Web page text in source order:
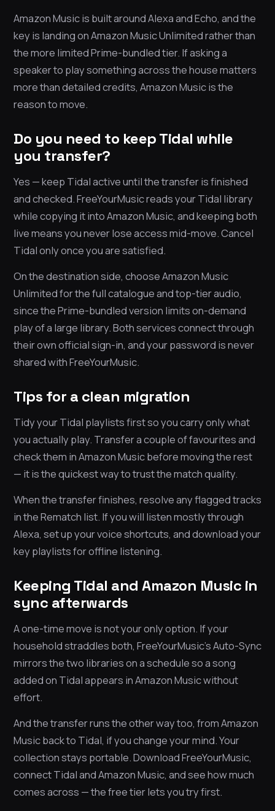
Amazon Music is built around Alexa and Echo, and the
key is landing on Amazon Music Unlimited rather than
the more limited Prime-bundled tier. If asking a
speaker to play something across the house matters
more than detailed credits, Amazon Music is the
reason to move.
Do you need to keep Tidal while
you transfer?
Yes — keep Tidal active until the transfer is finished
and checked. FreeYourMusic reads your Tidal library
while copying it into Amazon Music, and keeping both
live means you never lose access mid-move. Cancel
Tidal only once you are satisfied.
On the destination side, choose Amazon Music
Unlimited for the full catalogue and top-tier audio,
since the Prime-bundled version limits on-demand
play of a large library. Both services connect through
their own official sign-in, and your password is never
shared with FreeYourMusic.
Tips for a clean migration
Tidy your Tidal playlists first so you carry only what
you actually play. Transfer a couple of favourites and
check them in Amazon Music before moving the rest
— it is the quickest way to trust the match quality.
When the transfer finishes, resolve any flagged tracks
in the Rematch list. If you will listen mostly through
Alexa, set up your voice shortcuts, and download your
key playlists for offline listening.
Keeping Tidal and Amazon Music in
sync afterwards
A one-time move is not your only option. If your
household straddles both, FreeYourMusic’s Auto-Sync
mirrors the two libraries on a schedule so a song
added on Tidal appears in Amazon Music without
effort.
And the transfer runs the other way too, from Amazon
Music back to Tidal, if you change your mind. Your
collection stays portable. Download FreeYourMusic,
connect Tidal and Amazon Music, and see how much
comes across — the free tier lets you try first.